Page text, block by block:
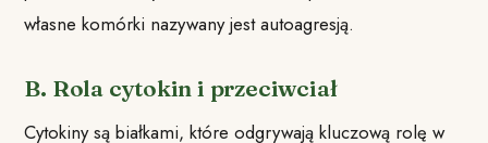
własne komórki nazywany jest autoagresją.
B. Rola cytokin i przeciwciał
Cytokiny są białkami, które odgrywają kluczową rolę w